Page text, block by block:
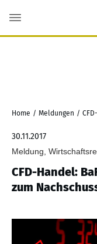
Home / Meldungen /
30.11.2017
Meldung,
CFD-Handel:
zum